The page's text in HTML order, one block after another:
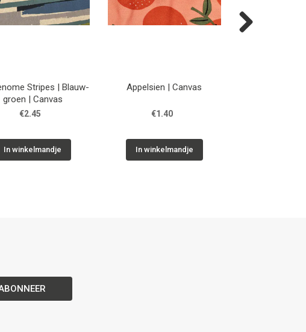
Stripes | Blauw-
groen | Canvas
€2.45
In winkelmandje
Appelsien | Canvas
€1.40
In winkelmandje